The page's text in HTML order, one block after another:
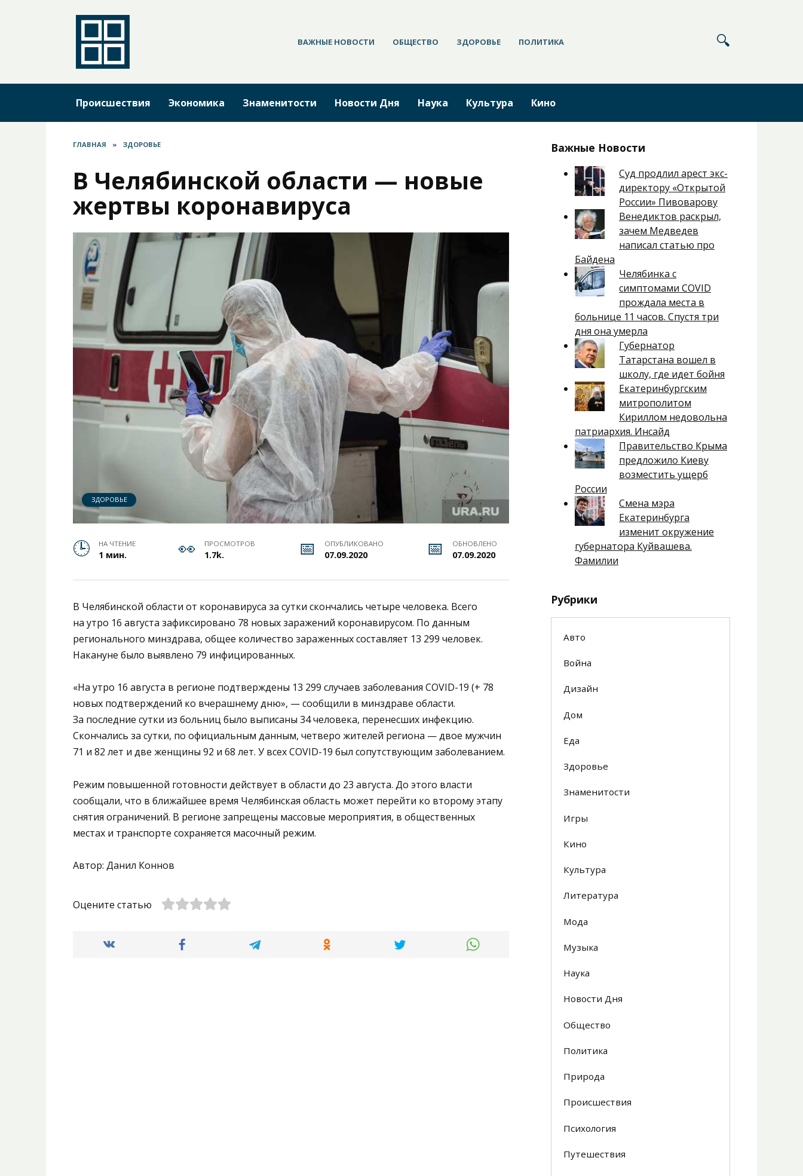
ВАЖНЫЕ НОВОСТИ ОБЩЕСТВО ЗДОРОВЬЕ ПОЛИТИКА
Происшествия Экономика Знаменитости Новости Дня Наука Культура Кино
ГЛАВНАЯ » ЗДОРОВЬЕ
В Челябинской области — новые
жертвы коронавируса
ЗДОРОВЬЕ
НА ЧТЕНИЕ
1 мин.
ПРОСМОТРОВ
1.7k.
ОПУБЛИКОВАНО
07.09.2020
ОБНОВЛЕНО
07.09.2020
В Челябинской области от коронавируса за сутки скончались четыре человека. Всего
на утро 16 августа зафиксировано 78 новых заражений коронавирусом. По данным
регионального минздрава, общее количество зараженных составляет 13 299 человек.
Накануне было выявлено 79 инфицированных.
«На утро 16 августа в регионе подтверждены 13 299 случаев заболевания COVID-19 (+ 78
новых подтверждений ко вчерашнему дню», — сообщили в минздраве области.
За последние сутки из больниц было выписаны 34 человека, перенесших инфекцию.
Скончались за сутки, по официальным данным, четверо жителей региона — двое мужчин
71 и 82 лет и две женщины 92 и 68 лет. У всех COVID-19 был сопутствующим заболеванием.
Режим повышенной готовности действует в области до 23 августа. До этого власти
сообщали, что в ближайшее время Челябинская область может перейти ко второму этапу
снятия ограничений. В регионе запрещены массовые мероприятия, в общественных
местах и транспорте сохраняется масочный режим.
Автор: Данил Коннов
Оцените статью
Важные Новости
Суд продлил арест экс-
директору «Открытой
России» Пивоварову
Венедиктов раскрыл,
зачем Медведев
написал статью про
Байдена
Челябинка с
симптомами COVID
прождала места в
больнице 11 часов. Спустя три
дня она умерла
Губернатор
Татарстана вошел в
школу, где идет бойня
Екатеринбургским
митрополитом
Кириллом недовольна
патриархия. Инсайд
Правительство Крыма
предложило Киеву
возместить ущерб
России
Смена мэра
Екатеринбурга
изменит окружение
губернатора Куйвашева.
Фамилии
Рубрики
Авто
Война
Дизайн
Дом
Еда
Здоровье
Знаменитости
Игры
Кино
Культура
Литература
Мода
Музыка
Наука
Новости Дня
Общество
Политика
Природа
Происшествия
Психология
Путешествия